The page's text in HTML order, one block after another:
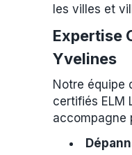
les villes et
Expertise
Yvelines
Notre équipe
certifiés ELM
accompagne